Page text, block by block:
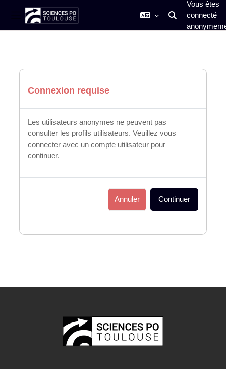
Panneau latéral Activer/
Vous êtes
connecté
Connexion requise
Les utilisateurs anonymes ne peuvent pas
consulter les profils utilisateurs. Veuillez vous
connecter avec un compte utilisateur pour
continuer.
Annuler Continuer